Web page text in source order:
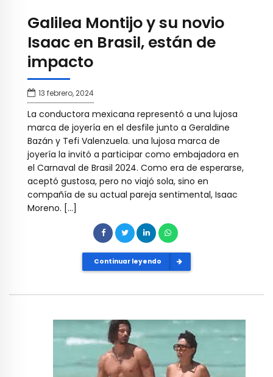
Galilea Montijo y su novio
Isaac en Brasil, están de
impacto
13 febrero, 2024
La conductora mexicana representó a una lujosa
marca de joyería en el desfile junto a Geraldine
Bazán y Tefi Valenzuela. una lujosa marca de
joyería la invitó a participar como embajadora en
el Carnaval de Brasil 2024. Como era de esperarse,
aceptó gustosa, pero no viajó sola, sino en
compañía de su actual pareja sentimental, Isaac
Moreno. […]
Continuar leyendo